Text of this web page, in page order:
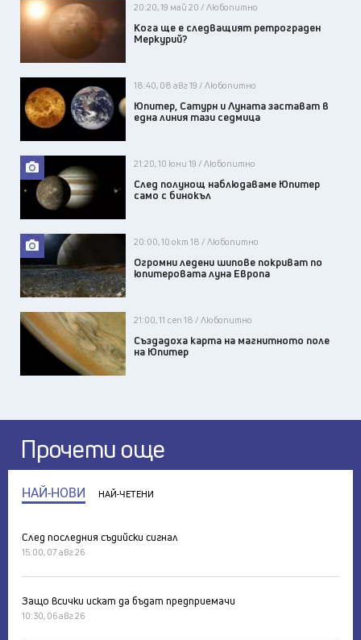
20:20, 19 май 20 / Любопитно
Кога ще е следващият ретрограден
Меркурий?
18:40, 08 авг 19 / Любопитно
Юпитер, Сатурн и Луната застават в
една линия тази седмица
21:20, 10 юни 19 / Любопитно
След полунощ наблюдаваме Юпитер
само с бинокъл
20:00, 10 окт 18 / Любопитно
Огромни ледени шипове покриват по
юпитеровата луна Европа
21:00, 11 сеп 18 / Любопитно
Създадоха карта на магнитното поле
на Юпитер
Прочети още
НАЙ-НОВИ НАЙ-ЧЕТЕНИ
След последния съдийски сигнал
15:00, 07 авг 26
Защо всички искат да бъдат предприемачи
10:30, 06 авг 26